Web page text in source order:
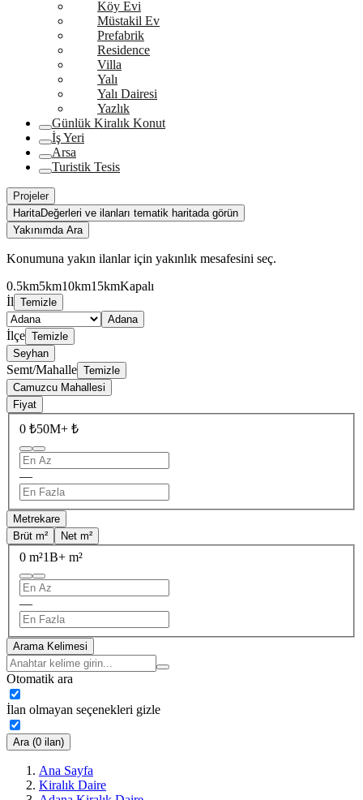
Köy Evi
Müstakil Ev
Prefabrik
Residence
Villa
Yalı
Yalı Dairesi
Yazlık
Günlük Kiralık Konut
İş Yeri
Arsa
Turistik Tesis
Projeler
HaritaDeğerleri ve ilanları tematik haritada görün
Yakınımda Ara
Konumuna yakın ilanlar için yakınlık mesafesini seç.
0.5km5km10km15kmKapalı
İl Temizle
Adana
İlçe Temizle
Seyhan
Semt/Mahalle Temizle
Camuzcu Mahallesi
Fiyat
0 ₺50M+ ₺
—
Metrekare
Brüt m²
Net m²
0 m²1B+ m²
—
Arama Kelimesi
Otomatik ara
İlan olmayan seçenekleri gizle
Ara (0 ilan)
Ana Sayfa
Kiralık Daire